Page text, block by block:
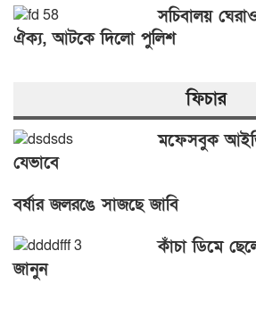
সচিবালয়
ঐক্য, আটকে দিলো পুলিশ
ফিচার
মফেসবুক
যেভাবে
বর্ষার জলরঙে সাজছে জাবি
কাঁচা ডিমে
জানুন